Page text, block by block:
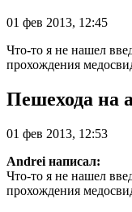
01 фев 2013, 12:45
Что-то я не нашел
прохождения
Пешехода на
01 фев 2013, 12:53
Andrei написал:
Что-то я не нашел
прохождения